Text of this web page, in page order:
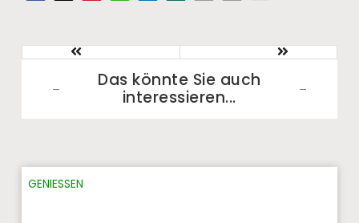
Das könnte Sie auch
interessieren...​
GENIESSEN